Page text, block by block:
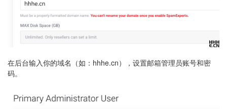
在后台输入你的域名（如：hhhe.cn），设置邮箱管理员账号和密
码。